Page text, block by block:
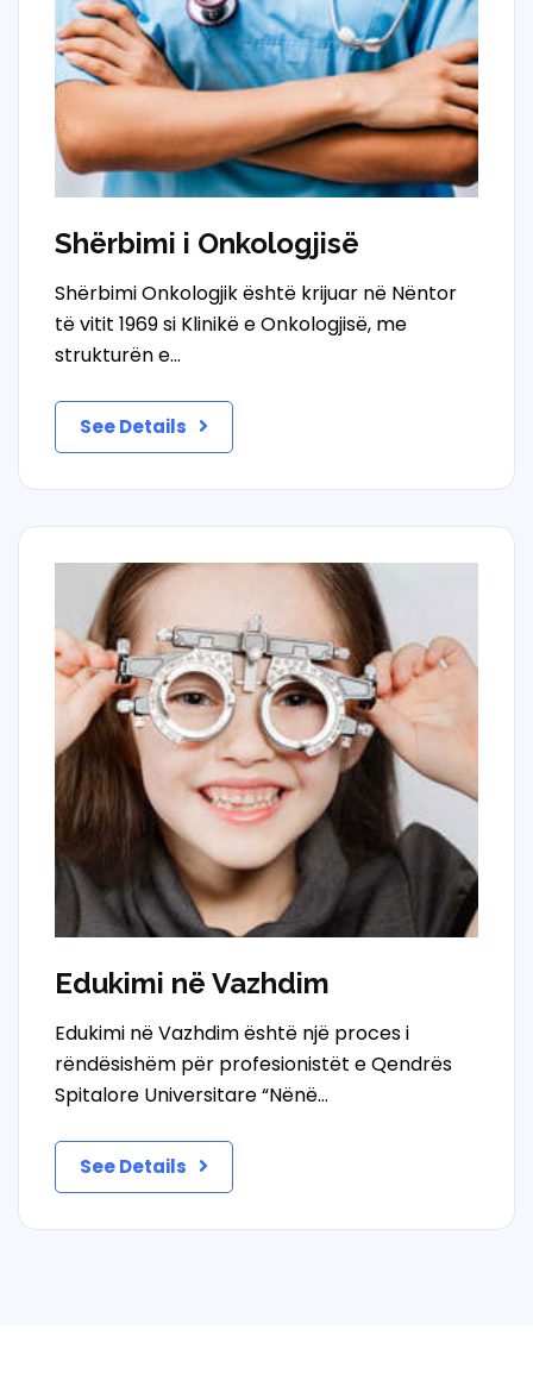
Shërbimi i Onkologjisë
Shërbimi Onkologjik është krijuar në Nëntor
të vitit 1969 si Klinikë e Onkologjisë, me
strukturën e…
See Details
Edukimi në Vazhdim
Edukimi në Vazhdim është një proces i
rëndësishëm për profesionistët e Qendrës
Spitalore Universitare “Nënë…
See Details